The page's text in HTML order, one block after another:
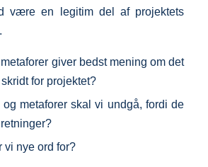
være en legitim del af projektets
giver bedst mening om det
for projektet?
metaforer skal vi undgå, fordi de
vi nye ord for?